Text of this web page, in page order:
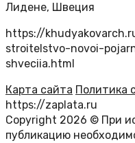
Лидене, Швеция
https://
stroitelstvo-novoi-
shveciia.html
Карта сайта Политика
https://zaplata.ru
Copyright 2026 © При
публикацию